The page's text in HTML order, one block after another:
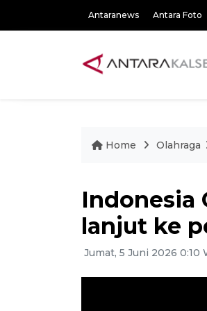
Antaranews Antara Foto
Home Olahraga
Indonesia
lanjut ke
Jumat, 5 Juni 2026 0:10